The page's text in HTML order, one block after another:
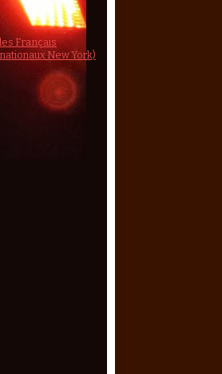
Français
New York)